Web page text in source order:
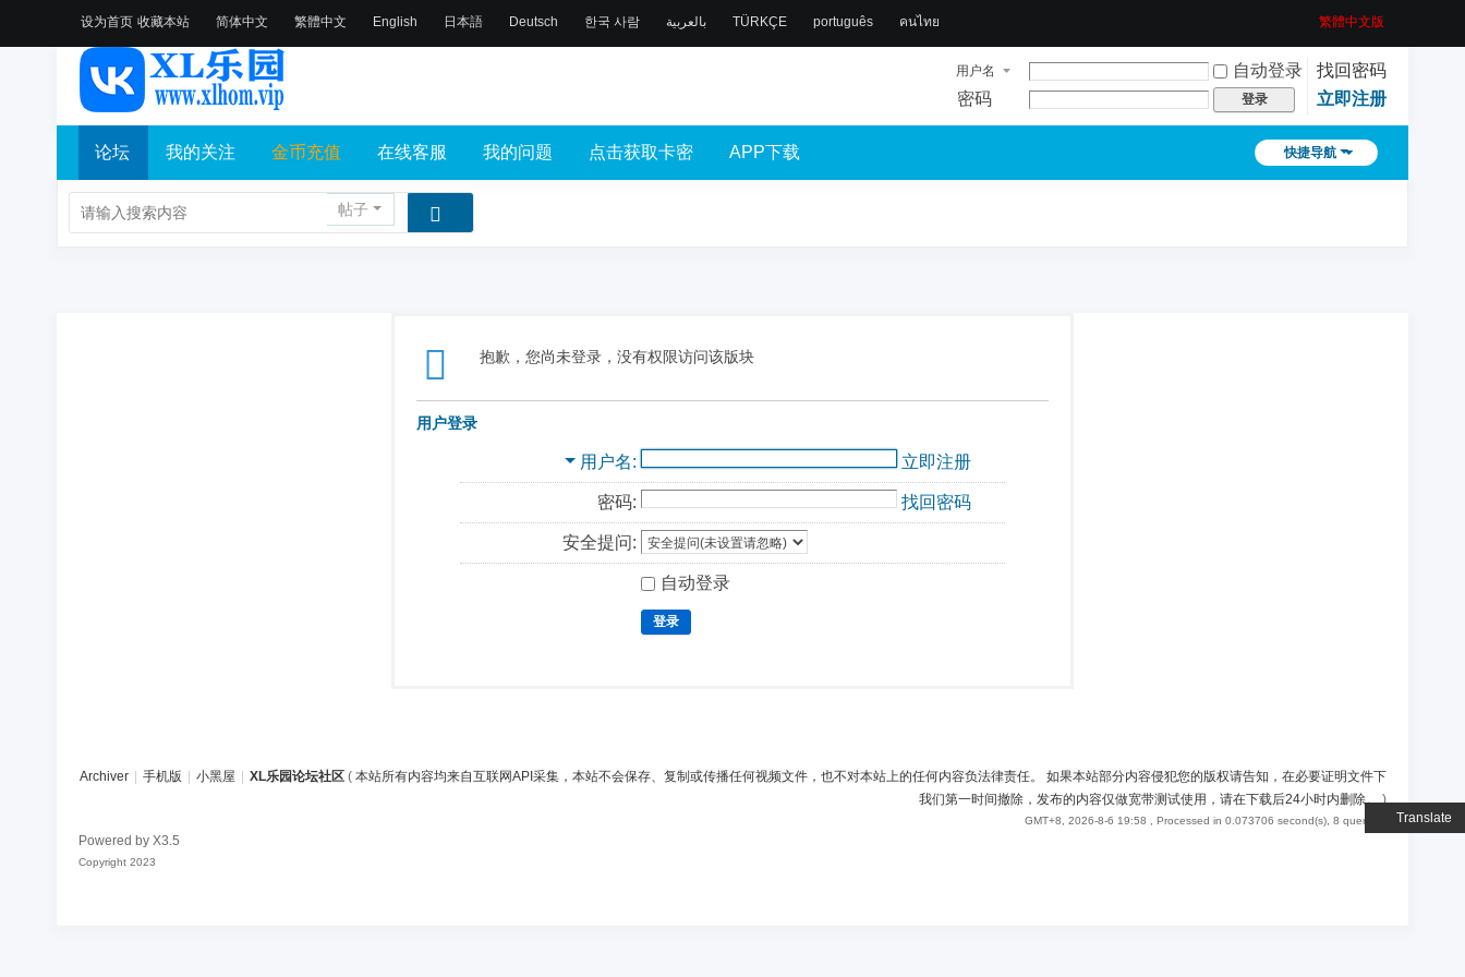
设为首页 收藏本站
Translate
简体中文 繁體中文 English 日本語 Deutsch 한국 사람 بالعربية TÜRKÇE português คนไทย 繁體中文版
用户名 自动登录
找回密码
密码
登录 立即注册
快捷导航
论坛 我的关注 金币充值 在线客服 我的问题 点击获取卡密 APP下载
帖子
抱歉，您尚未登录，没有权限访问该版块
用户登录
用户名 立即注册
密码: 找回密码
安全提问:
自动登录
登录
Archiver 手机版 小黑屋 XL乐园论坛社区 ( 本站所有内容均来自互联网API采集，本站不会保存、复制或传播任何视频文件，也不对本站上的任何内容负法律责任。 如果本站部分内容侵犯您的版权请告知，在必要证明文件下
我们第一时间撤除，发布的内容仅做宽带测试使用，请在下载后24小时内删除。)
GMT+8, 2026-8-6 19:58 , Processed in 0.073706 second(s), 8 queries .
Powered by X3.5
Copyright 2023